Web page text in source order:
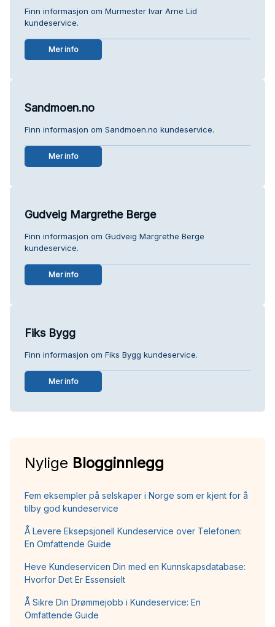
Finn informasjon om Murmester Ivar Arne Lid
kundeservice.
Mer info
Sandmoen.no
Finn informasjon om Sandmoen.no kundeservice.
Mer info
Gudveig Margrethe Berge
Finn informasjon om Gudveig Margrethe Berge
kundeservice.
Mer info
Fiks Bygg
Finn informasjon om Fiks Bygg kundeservice.
Mer info
Nylige Blogginnlegg
Fem eksempler på selskaper i Norge som er kjent for å
tilby god kundeservice
Å Levere Eksepsjonell Kundeservice over Telefonen:
En Omfattende Guide
Heve Kundeservicen Din med en Kunnskapsdatabase:
Hvorfor Det Er Essensielt
Å Sikre Din Drømmejobb i Kundeservice: En
Omfattende Guide